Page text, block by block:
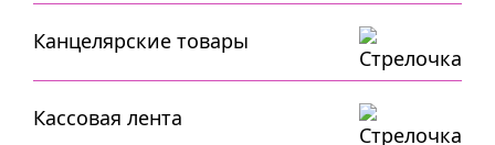
Канцелярские товары
Кассовая лента